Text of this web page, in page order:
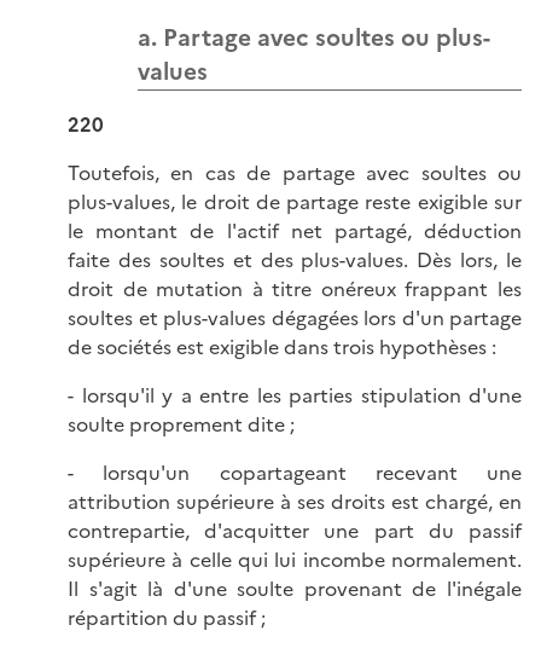
a. Partage avec soultes ou plus-
values
220
Toutefois, en cas de partage avec soultes ou
plus-values, le droit de partage reste exigible sur
le montant de l'actif net partagé, déduction
faite des soultes et des plus-values. Dès lors, le
droit de mutation à titre onéreux frappant les
soultes et plus-values dégagées lors d'un partage
de sociétés est exigible dans trois hypothèses :
- lorsqu'il y a entre les parties stipulation d'une
soulte proprement dite ;
- lorsqu'un copartageant recevant une
attribution supérieure à ses droits est chargé, en
contrepartie, d'acquitter une part du passif
supérieure à celle qui lui incombe normalement.
Il s'agit là d'une soulte provenant de l'inégale
répartition du passif ;